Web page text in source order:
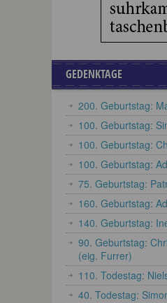
GEDENKTAGE
200. Geburtstag:
100. Geburtstag:
100. Geburtstag:
100. Geburtstag:
75. Geburtstag:
160. Geburtstag:
140. Geburtstag:
90. Geburtstag:
(eig. Furrer)
110. Todestag:
40. Todestag: